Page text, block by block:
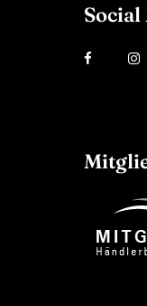
Social